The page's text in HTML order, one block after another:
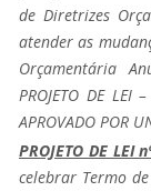
de Diretrizes
atender as
Orçamentária
PROJETO DE LEI
APROVADO POR
PROJETO DE LEI
celebrar Termo